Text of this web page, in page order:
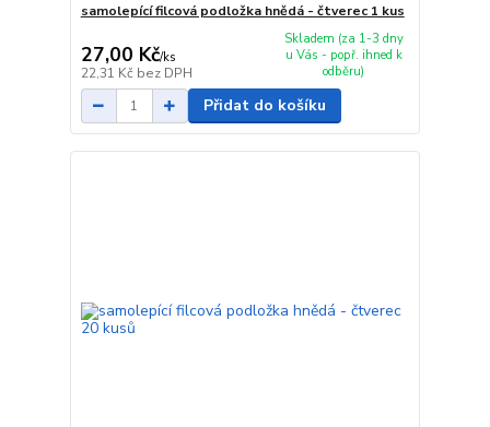
samolepící filcová podložka hnědá - čtverec 1 kus
27,00 Kč/ks
22,31 Kč bez DPH
Skladem (za 1-3 dny
u Vás - popř. ihned k
odběru)
Přidat do košíku